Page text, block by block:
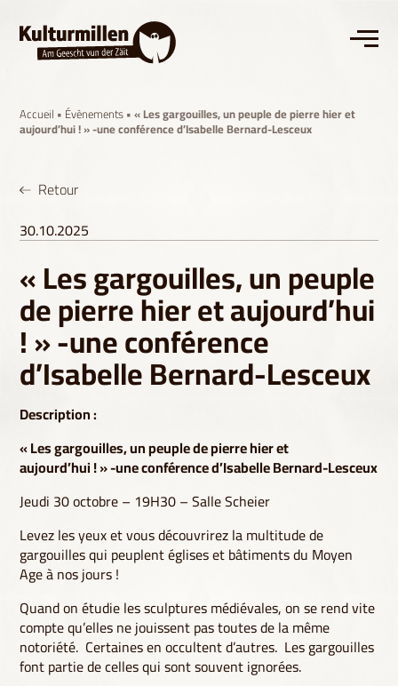
Accueil • Évènements• « Les gargouilles, un peuple de pierre hier et
aujourd’hui ! » -une conférence d’Isabelle Bernard-Lesceux
Retour
30.10.2025
« Les gargouilles, un peuple
de pierre hier et aujourd’hui
! » -une conférence
d’Isabelle Bernard-Lesceux
Description :
«Les gargouilles, un peuple de pierre hier et
aujourd’hui ! » -une conférence d’Isabelle Bernard-Lesceux
Jeudi 30 octobre – 19H30 – Salle Scheier
Levez les yeux et vous découvrirez la multitude de
gargouilles qui peuplent églises et bâtiments du Moyen
Age à nos jours !
Quand on étudie les sculptures médiévales, on se rend vite
compte qu’elles ne jouissent pas toutes de la même
notoriété. Certaines en occultent d’autres. Les gargouilles
font partie de celles qui sont souvent ignorées.